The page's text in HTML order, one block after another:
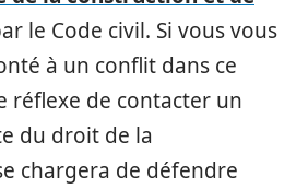
le Code civil. Si vous vous
à un conflit dans ce
réflexe de contacter un
du droit de la
chargera de défendre